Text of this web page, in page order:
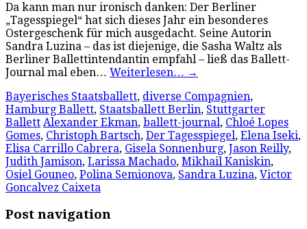
Da kann man nur ironisch danken: Der Berliner
„Tagesspiegel“ hat sich dieses Jahr ein besonderes
Ostergeschenk für mich ausgedacht. Seine Autorin
Sandra Luzina – das ist diejenige, die Sasha Waltz als
Berliner Ballettintendantin empfahl – ließ das Ballett-
Journal mal eben… Weiterlesen… →
Bayerisches Staatsballett, diverse Compagnien,
Hamburg Ballett, Staatsballett Berlin, Stuttgarter
Ballett Alexander Ekman, ballett-journal, Chloé Lopes
Gomes, Christoph Bartsch, Der Tagesspiegel, Elena Iseki,
Elisa Carrillo Cabrera, Gisela Sonnenburg, Jason Reilly,
Judith Jamison, Larissa Machado, Mikhail Kaniskin,
Osiel Gouneo, Polina Semionova, Sandra Luzina, Victor
Goncalvez Caixeta
Post navigation